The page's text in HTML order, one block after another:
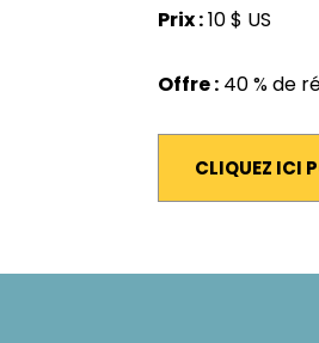
Prix :10 $ US
Offre : 40 % de
CLIQUEZ ICI